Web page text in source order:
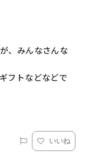
、みんなさんな
フトなどなどで
いいね